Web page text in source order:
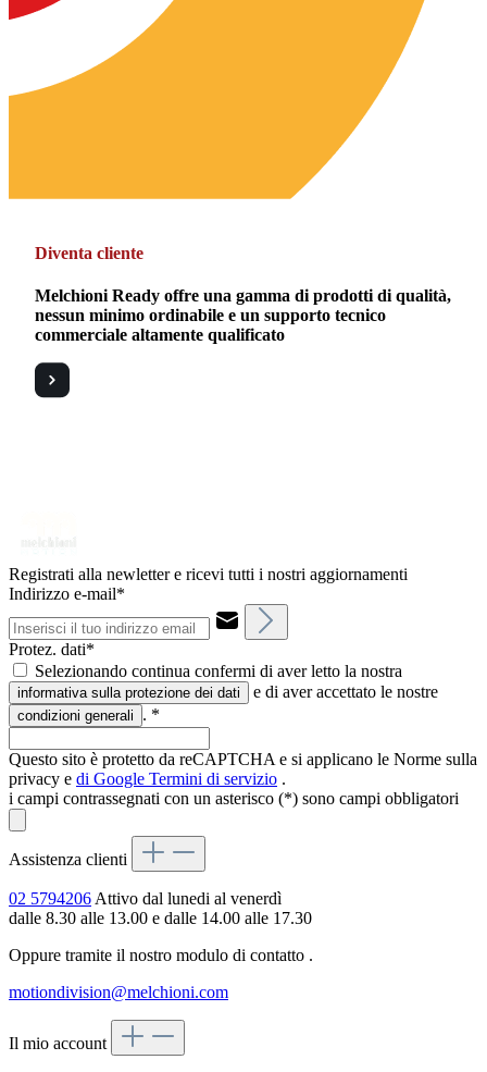
Diventa cliente
Melchioni Ready offre una gamma di prodotti di qualità,
nessun minimo ordinabile e un supporto tecnico
commerciale altamente qualificato
Registrati alla newletter e ricevi tutti i nostri aggiornamenti
Indirizzo e-mail*
Protez. dati*
Selezionando continua confermi di aver letto la nostra
informativa sulla protezione dei dati e di aver accettato le nostre
condizioni generali . *
Questo sito è protetto da reCAPTCHA e si applicano le Norme sulla
privacy e di Google Termini di servizio .
i campi contrassegnati con un asterisco (*) sono campi obbligatori
Assistenza clienti
02 5794206Attivo dal lunedi al venerdì
dalle 8.30 alle 13.00 e dalle 14.00 alle 17.30
Oppure tramite il nostro modulo di contatto .
motiondivision@melchioni.com
Il mio account